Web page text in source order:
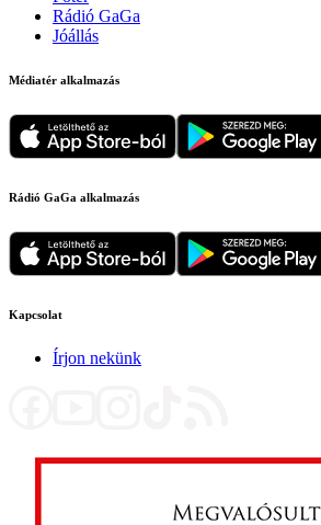
Rádió GaGa
Jóállás
Médiatér alkalmazás
Rádió GaGa alkalmazás
Kapcsolat
Írjon nekünk